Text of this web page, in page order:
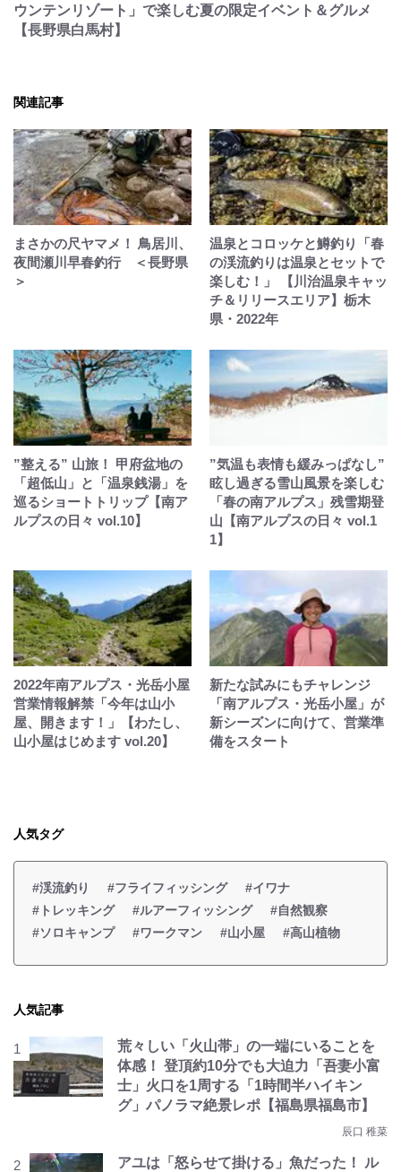
ウンテンリゾート」で楽しむ夏の限定イベント＆グルメ
【長野県白馬村】
関連記事
まさかの尺ヤマメ！ 鳥居川、
夜間瀬川早春釣行 ＜長野県
＞
温泉とコロッケと鱒釣り「春
の渓流釣りは温泉とセットで
楽しむ！」 【川治温泉キャッ
チ＆リリースエリア】栃木
県・2022年
”整える” 山旅！ 甲府盆地の
「超低山」と「温泉銭湯」を
巡るショートトリップ【南ア
ルプスの日々 vol.10】
”気温も表情も緩みっぱなし”
眩し過ぎる雪山風景を楽しむ
「春の南アルプス」残雪期登
山【南アルプスの日々 vol.1
1】
2022年南アルプス・光岳小屋
営業情報解禁「今年は山小
屋、開きます！」【わたし、
山小屋はじめます vol.20】
新たな試みにもチャレンジ
「南アルプス・光岳小屋」が
新シーズンに向けて、営業準
備をスタート
人気タグ
#渓流釣り #フライフィッシング
#イワナ
#トレッキング
#ルアーフィッシング
#自然観察
#ソロキャンプ
#ワークマン #山小屋 #高山植物
人気記事
荒々しい「火山帯」の一端にいることを
体感！ 登頂約10分でも大迫力「吾妻小富
士」火口を1周する「1時間半ハイキン
グ」パノラマ絶景レポ【福島県福島市】
辰口 稚菜
アユは「怒らせて掛ける」魚だった！ ル